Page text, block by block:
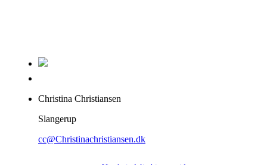
Christina Christiansen
Slangerup
cc@Christinachristiansen.dk